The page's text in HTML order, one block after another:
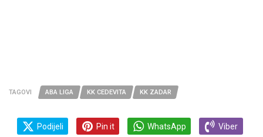
TAGOVI ABA LIGA KK CEDEVITA KK ZADAR
Podijeli Pin it WhatsApp Viber